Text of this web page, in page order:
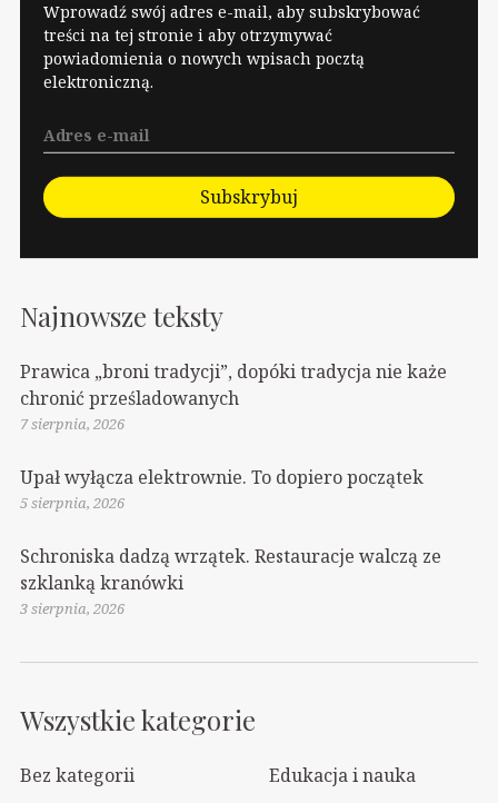
Wprowadź swój adres e-mail, aby subskrybować
treści na tej stronie i aby otrzymywać
powiadomienia o nowych wpisach pocztą
elektroniczną.
Subskrybuj
Najnowsze teksty
Prawica „broni tradycji”, dopóki tradycja nie każe
chronić prześladowanych
7 sierpnia, 2026
Upał wyłącza elektrownie. To dopiero początek
5 sierpnia, 2026
Schroniska dadzą wrzątek. Restauracje walczą ze
szklanką kranówki
3 sierpnia, 2026
Wszystkie kategorie
Bez kategorii
Edukacja i nauka